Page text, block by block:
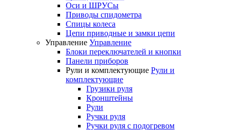
Оси и ШРУСы
Приводы спидометра
Спицы колеса
Цепи приводные и замки цепи
Управление Управление
Блоки переключателей и кнопки
Панели приборов
Рули и комплектующие Рули и
комплектующие
Грузики руля
Кронштейны
Рули
Ручки руля
Ручки руля с подогревом